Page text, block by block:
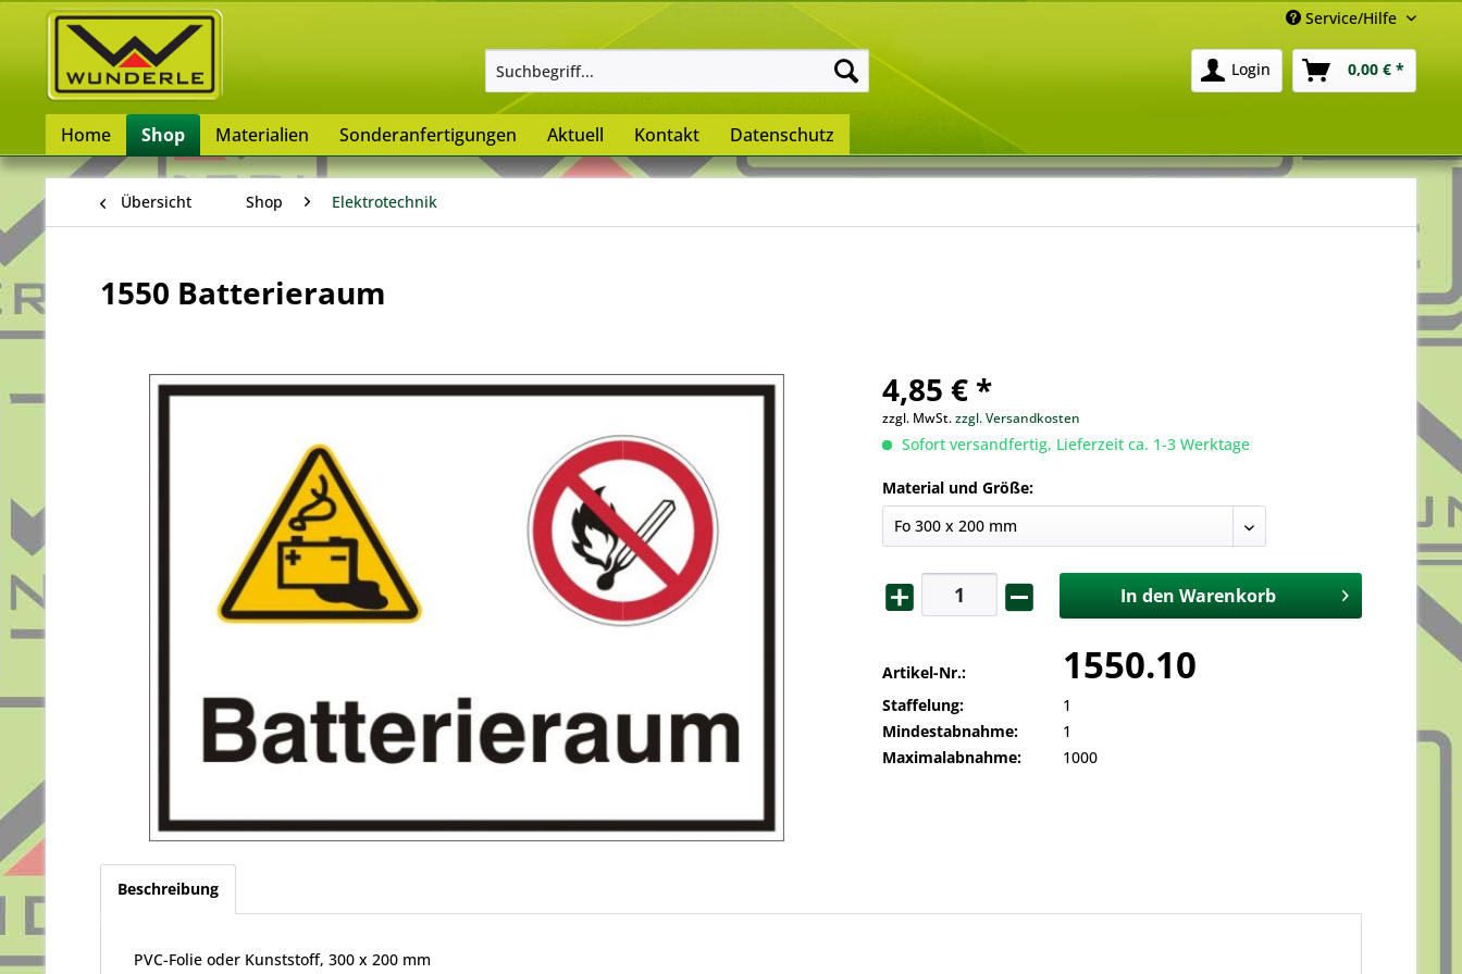
Service/Hilfe
Login 0,00 € *
Home Shop Materialien Sonderanfertigungen Aktuell Kontakt Datenschutz
Übersicht Shop Elektrotechnik
1550 Batterieraum
4,85 € *
zzgl. MwSt.zzgl. Versandkosten
Sofort versandfertig, Lieferzeit ca. 1-3 Werktage
Material und Größe:
In den Warenkorb
Artikel-Nr.: 1550.10
Staffelung:
1
Mindestabnahme:
1
Maximalabnahme:
1000
Beschreibung
PVC-Folie oder Kunststoff, 300 x 200 mm